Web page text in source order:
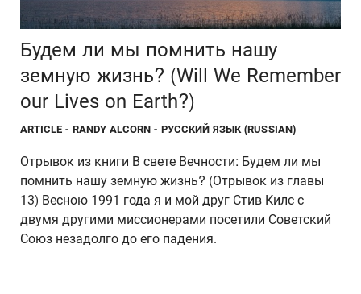
Будем ли мы помнить нашу
земную жизнь? (Will We Remember
our Lives on Earth?)
ARTICLE - RANDY ALCORN - РУССКИЙ ЯЗЫК (RUSSIAN)
Отрывок из книги В свете Вечности: Будем ли мы
помнить нашу земную жизнь? (Отрывок из главы
13) Весною 1991 года я и мой друг Стив Килс с
двумя другими миссионерами посетили Советский
Союз незадолго до его падения.